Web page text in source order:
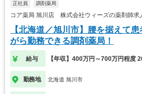
正社員 調剤薬局
コア薬局 旭川店 株式会社ウィーズの薬剤師求
【北海道／旭川市】腰を据えて
がら勤務できる調剤薬局！
給与 【年収】400万円～700万円程度
勤務地 北海道 旭川市